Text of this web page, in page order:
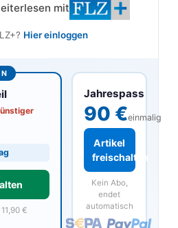
mit
Hier einloggen
Jahrespass
90 €einmalig
Artikel
freischalten
Kein Abo,
endet
automatisch
€